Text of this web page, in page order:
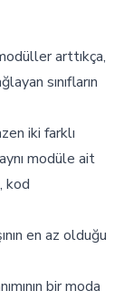
arttıkça,
sınıfların
iki farklı
modüle ait
kod
en az olduğu
bir moda